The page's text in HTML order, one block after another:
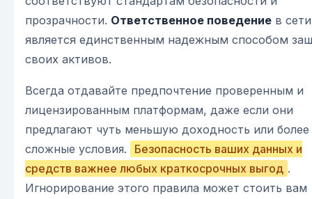
прозрачности. Ответственное поведение в сети
является единственным надежным способом
своих активов.
Всегда отдавайте предпочтение проверенным и
лицензированным платформам, даже если они
предлагают чуть меньшую доходность или более
сложные условия.
Безопасность ваших данных и
средств важнее любых краткосрочных выгод .
Игнорирование этого правила может стоить вам